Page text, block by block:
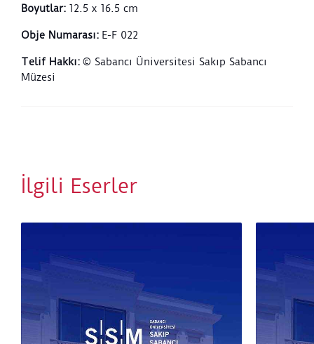
Boyutlar: 12.5 x 16.5 cm
Obje Numarası: E-F 022
Telif Hakkı: © Sabancı Üniversitesi Sakıp Sabancı
Müzesi
İlgili Eserler